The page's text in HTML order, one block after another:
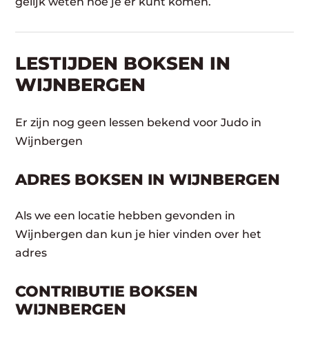
LESTIJDEN BOKSEN IN
WIJNBERGEN
Er zijn nog geen lessen bekend voor Judo in
Wijnbergen
ADRES BOKSEN IN WIJNBERGEN
Als we een locatie hebben gevonden in
Wijnbergen dan kun je hier vinden over het
adres
CONTRIBUTIE BOKSEN
WIJNBERGEN